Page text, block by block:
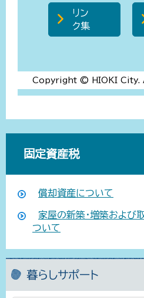
リン
ク集
Copyright © HIOKI City.
固定資産税
償却資産について
家屋の新築・増築および
ついて
暮らしサポート